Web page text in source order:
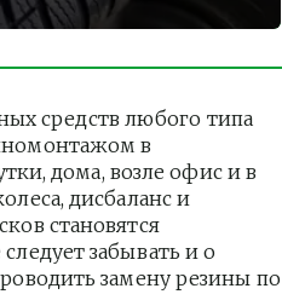
средств любого типа
в
дома, возле офис и в
дисбаланс и
становятся
забывать и о
замену резины по